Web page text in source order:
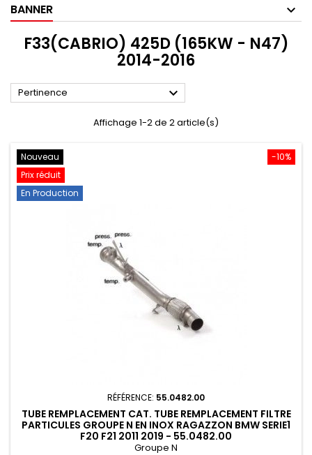
BANNER
F33(CABRIO) 425D (165KW - N47)
2014-2016
Pertinence 
Affichage 1-2 de 2 article(s)
-10%
Nouveau
Prix réduit
En Production
RÉFÉRENCE: 55.0482.00
TUBE REMPLACEMENT CAT. TUBE REMPLACEMENT FILTRE
PARTICULES GROUPE N EN INOX RAGAZZON BMW SERIE1
F20 F21 2011 2019 - 55.0482.00
Groupe N